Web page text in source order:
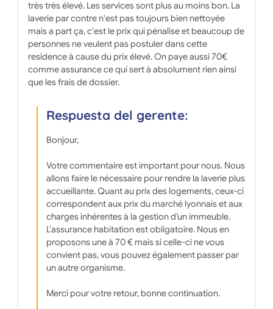
très très élevé. Les services sont plus au moins bon. La
laverie par contre n'est pas toujours bien nettoyée
mais a part ça, c'est le prix qui pénalise et beaucoup de
personnes ne veulent pas postuler dans cette
residence à cause du prix élevé. On paye aussi 70€
comme assurance ce qui sert à absolument rien ainsi
que les frais de dossier.
Respuesta del gerente:
Bonjour,
Votre commentaire est important pour nous. Nous
allons faire le nécessaire pour rendre la laverie plus
accueillante. Quant au prix des logements, ceux-ci
correspondent aux prix du marché lyonnais et aux
charges inhérentes à la gestion d’un immeuble.
L’assurance habitation est obligatoire. Nous en
proposons une à 70 € mais si celle-ci ne vous
convient pas, vous pouvez également passer par
un autre organisme.
Merci pour votre retour, bonne continuation.